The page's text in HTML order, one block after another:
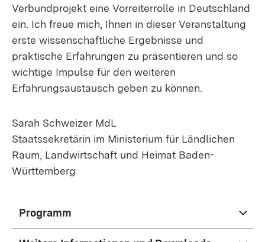
Verbundprojekt eine Vorreiterrolle in Deutschland
ein. Ich freue mich, Ihnen in dieser Veranstaltung
erste wissenschaftliche Ergebnisse und
praktische Erfahrungen zu präsentieren und so
wichtige Impulse für den weiteren
Erfahrungsaustausch geben zu können.
Sarah Schweizer MdL
Staatssekretärin im Ministerium für Ländlichen
Raum, Landwirtschaft und Heimat Baden-
Württemberg
Programm